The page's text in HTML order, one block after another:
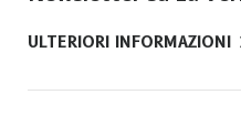
ULTERIORI INFORMAZIONI